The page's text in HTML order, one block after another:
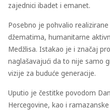
zajednici ibadet i emanet.
Posebno je pohvalio
džematima, humanitarne
Medžlisa. Istakao je i značaj
naglašavajući da to nije samo
vizije za buduće generacije.
Uputio je čestitke povodom
Hercegovine, kao i